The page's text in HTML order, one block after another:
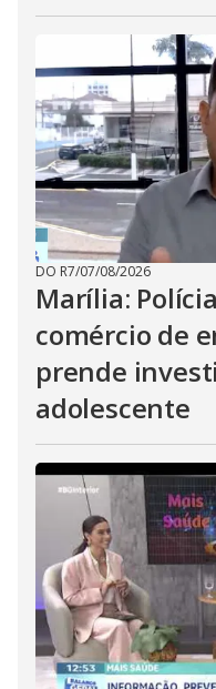
DO R7/07/08/2026
Marília:
comércio de
prende
adolescente